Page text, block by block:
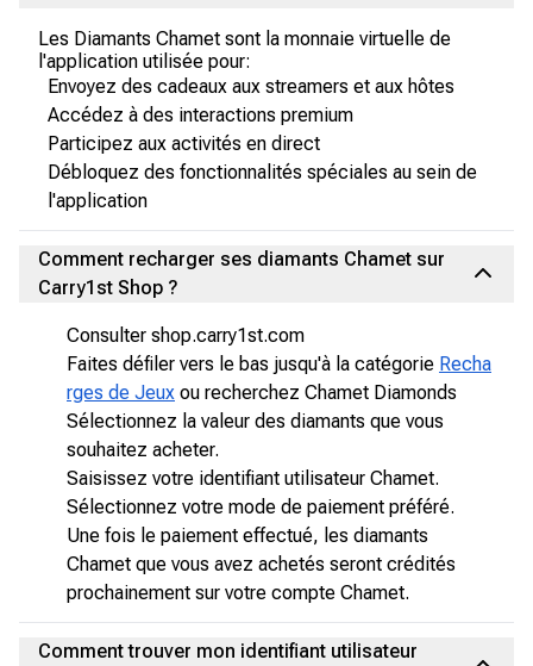
Les Diamants Chamet sont la monnaie virtuelle de
l'application utilisée pour:
Envoyez des cadeaux aux streamers et aux hôtes
Accédez à des interactions premium
Participez aux activités en direct
Débloquez des fonctionnalités spéciales au sein de
l'application
Comment recharger ses diamants Chamet sur
Carry1st Shop ?
Consulter shop.carry1st.com
Faites défiler vers le bas jusqu'à la catégorie Recha
rges de Jeux ou recherchez Chamet Diamonds
Sélectionnez la valeur des diamants que vous
souhaitez acheter.
Saisissez votre identifiant utilisateur Chamet.
Sélectionnez votre mode de paiement préféré.
Une fois le paiement effectué, les diamants
Chamet que vous avez achetés seront crédités
prochainement sur votre compte Chamet.
Comment trouver mon identifiant utilisateur